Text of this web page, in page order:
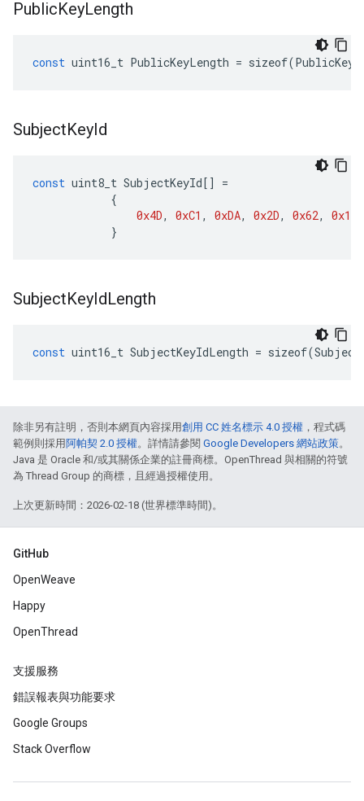
PublicKeyLength
const uint16_t PublicKeyLength = sizeof(PublicKey
SubjectKeyId
const uint8_t SubjectKeyId[]
=
{
0x4D, 0xC1 , 0xDA, 0x2D, 0x62, 0x19
}
SubjectKeyIdLength
const uint16_t SubjectKeyIdLength = sizeof(
除非另有註明，否則本網頁內容採用創用 CC 姓名標示 4.0 授權 ，程式碼
範例則採用 阿帕契 2.0 授權。詳情請參閱 Google Developers 網站政策。
Java 是 Oracle 和/或其關係企業的註冊商標。OpenThread 與相關的符號
為 Thread Group 的商標，且經過授權使用。
上次更新時間：2026-02-18 (世界標準時間)。
GitHub
OpenWeave
Happy
OpenThread
支援服務
錯誤報表與功能要求
Google Groups
Stack Overflow